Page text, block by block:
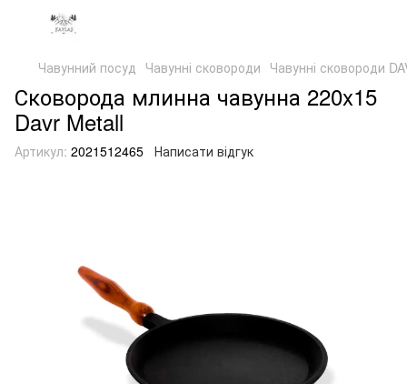
Чавунний посуд Чавунні сковороди Чавунні сковороди
Сковорода млинна чавунна 220x15
Davr Metall
Артикул: 2021512465 Написати відгук